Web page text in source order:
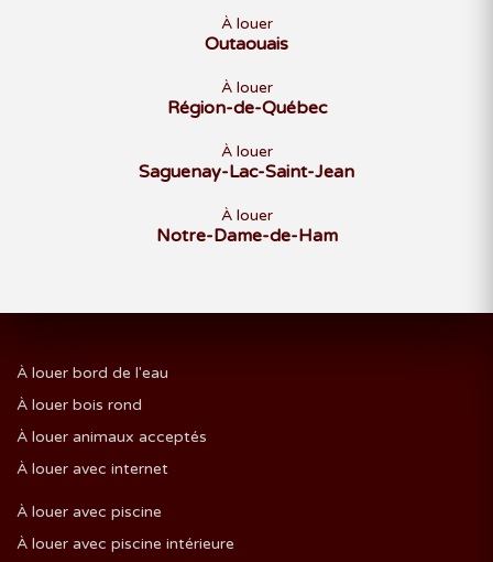
À louer
Outaouais
À louer
Région-de-Québec
À louer
Saguenay-Lac-Saint-Jean
À louer
Notre-Dame-de-Ham
À louer bord de l'eau
À louer bois rond
À louer animaux acceptés
À louer avec internet
À louer avec piscine
À louer avec piscine intérieure